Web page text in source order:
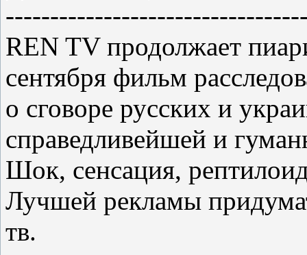
REN TV продолжает
сентября фильм
о сговоре русских и
справедливейшей и
Шок, сенсация,
Лучшей рекламы
тв.